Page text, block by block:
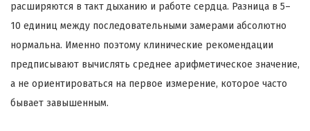
расширяются в такт дыханию и работе сердца. Разница в 5–
10 единиц между последовательными замерами абсолютно
нормальна. Именно поэтому клинические рекомендации
предписывают вычислять среднее арифметическое значение,
а не ориентироваться на первое измерение, которое часто
бывает завышенным.